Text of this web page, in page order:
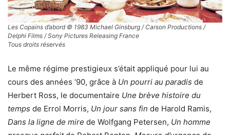
Les Copains d’abord © 1983 Michael Ginsburg / Carson Productions /
Delphi Films / Sony Pictures Releasing France
Tous droits réservés
Le même régime prestigieux s’était appliqué pour lui au
cours des années ’90, grâce à Un pourri au paradis de
Herbert Ross, le documentaire Une brève histoire du
temps de Errol Morris, Un jour sans fin de Harold Ramis,
Dans la ligne de mire de Wolfgang Petersen, Un homme